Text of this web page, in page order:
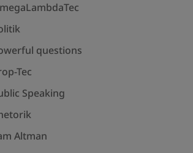
questions
Tec
Speaking
Altman